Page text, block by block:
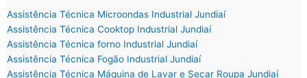
Assistência Técnica Microondas Industrial Jundiaí
Assistência Técnica Cooktop Industrial Jundiaí
Assistência Técnica forno Industrial Jundiaí
Assistência Técnica Fogão Industrial Jundiaí
Assistência Técnica Máquina de Lavar e Secar Roupa Jundiaí